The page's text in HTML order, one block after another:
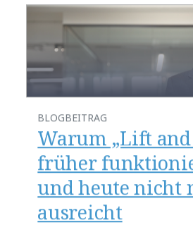
BLOGBEITRAG
​​Warum „Lift
früher
und heute nicht
ausreicht​